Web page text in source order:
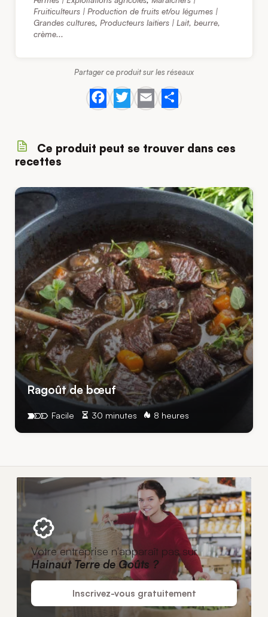
Fruiticulteurs | Production de fruits et/ou légumes |
Grandes cultures, Producteurs laitiers | Lait, beurre,
crème...
Partager ce produit sur les réseaux
Facebook
Twitter
EmailShare
Ce produit peut se trouver dans ces
recettes
Ragoût de bœuf
30 minutes 8 heures
Facile
Votre entreprise n'apparaît pas sur
Hainaut Terre de Goûts ?
Inscrivez-vous gratuitement